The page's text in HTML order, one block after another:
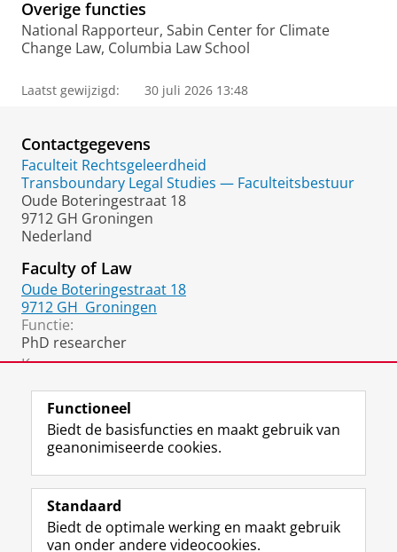
l
Overige functies
National Rapporteur, Sabin Center for Climate
Change Law, Columbia Law School
Laatst gewijzigd: 30 juli 2026 13:48
Contactgegevens
Faculteit Rechtsgeleerdheid
Transboundary Legal Studies — Faculteitsbestuur
Oude Boteringestraat 18
9712 GH Groningen
Nederland
Faculty of Law
Oude Boteringestraat 18
9712 GH Groningen
Functie:
PhD researcher
Kamer:
Volg de RUG
F
a
e
L
i
k
R
S
-
I
n
t
Y
o
T
Studiekiezers
Functioneel
Biedt de basisfuncties en maakt gebruik van
geanonimiseerde cookies.
Standaard
Biedt de optimale werking en maakt gebruik
van onder andere videocookies.